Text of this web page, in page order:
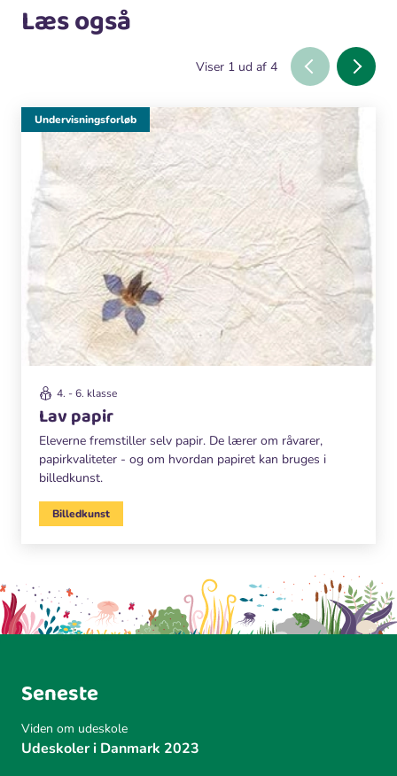
Læs også
Viser 1 ud af 4
4. - 6. klasse
Lav papir
Eleverne fremstiller selv papir. De lærer om råvarer,
papirkvaliteter - og om hvordan papiret kan bruges i
billedkunst.
Undervisningsforløb
Billedkunst
Seneste
Viden om udeskole
Udeskoler i Danmark 2023